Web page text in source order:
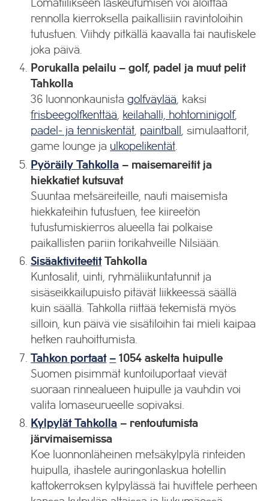
Lomafiilikseen laskeutumisen voi aloittaa
rennolla kierroksella paikallisiin ravintoloihin
tutustuen. Viihdy pitkällä kaavalla tai nautiskele
joka päivä.
Porukalla pelailu – golf, padel ja muut pelit
Tahkolla
36 luonnonkaunistagolfväylää, kaksi
frisbeegolfkenttää, keilahalli, hohtominigolf,
padel- ja tenniskentät, paintball , simulaattorit,
game lounge ja ulkopelikentät.
Pyöräily Tahkolla – maisemareitit ja
hiekkatiet kutsuvat
Suuntaa metsäreiteille, nauti maisemista
hiekkateihin tutustuen, tee kiireetön
tutustumiskierros alueella tai polkaise
paikallisten pariin torikahveille Nilsiään.
SisäaktiviteetitTahkolla
Kuntosalit, uinti, ryhmäliikuntatunnit ja
sisäseikkailupuisto pitävät liikkeessä säällä
kuin säällä. Tahkolla riittää tekemistä myös
silloin, kun päivä vie sisätiloihin tai mieli kaipaa
hetken rauhoittumista.
Tahkon portaat – 1054 askelta huipulle
Suomen pisimmät kuntoiluportaat vievät
suoraan rinnealueen huipulle ja vauhdin voi
valita lomaseurueelle sopivaksi.
Kylpylät Tahkolla – rentoutumista
järvimaisemissa
Koe luonnonläheinen metsäkylpylä rinteiden
huipulla, ihastele auringonlaskua hotellin
kattokerroksen kylpylässä tai huvittele perheen